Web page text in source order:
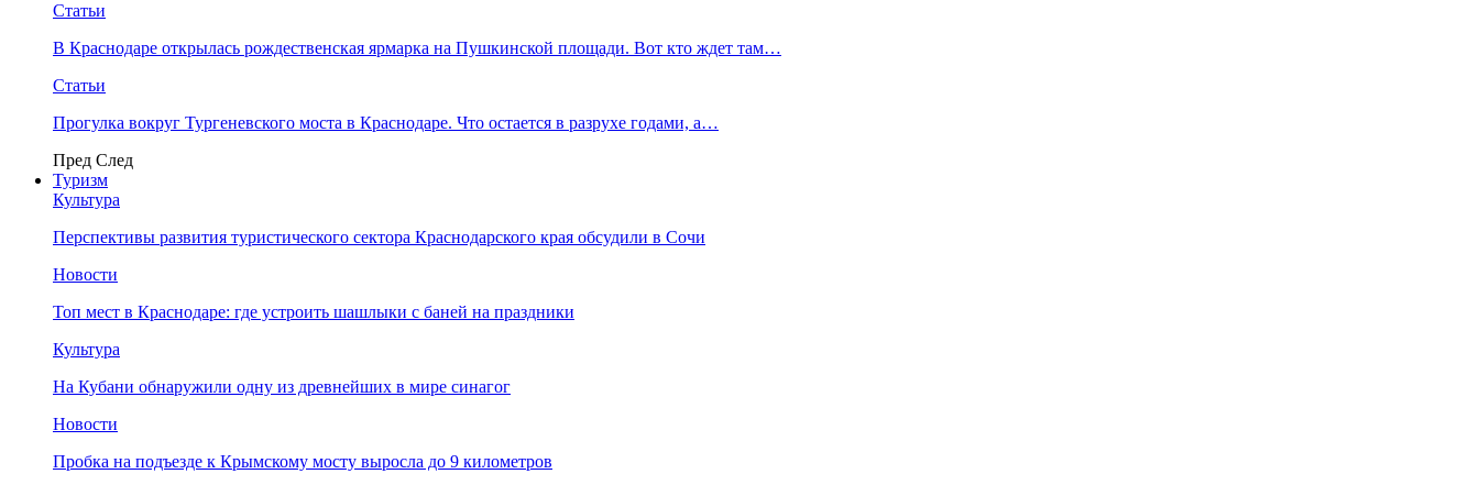
Статьи
В Краснодаре открылась рождественская ярмарка на Пушкинской площади. Вот кто ждет там…
Статьи
Прогулка вокруг Тургеневского моста в Краснодаре. Что остается в разрухе годами, а…
Пред След
Туризм
Культура
Перспективы развития туристического сектора Краснодарского края обсудили в Сочи
Новости
Топ мест в Краснодаре: где устроить шашлыки с баней на праздники
Культура
На Кубани обнаружили одну из древнейших в мире синагог
Новости
Пробка на подъезде к Крымскому мосту выросла до 9 километров